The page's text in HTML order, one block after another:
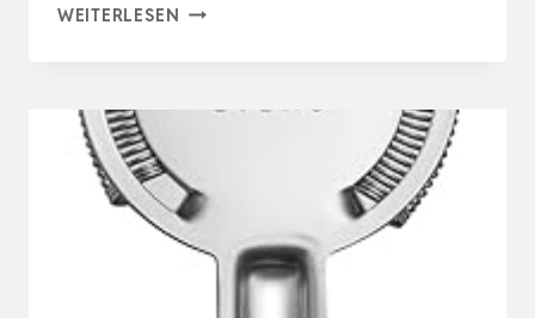
WEITERLESEN COCKTAIL
EDELSTAHL,FEINES
COCKTAILSIEB,BARKEEPER
SIEB
HAWTHORNE
STRAINER